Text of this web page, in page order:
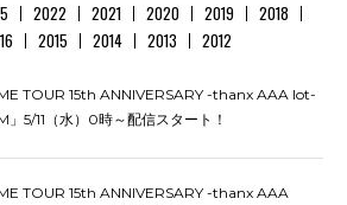
2022 2021 2020 2019
2018
2015 2014 2013 2012
TOUR 15th ANNIVERSARY -thanx AAA lot-
」5/11（水）0時～配信スタート！
TOUR 15th ANNIVERSARY -thanx AAA